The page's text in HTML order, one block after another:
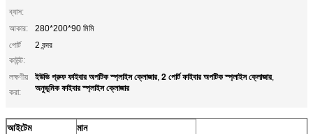
ব্যাস:
আকার:
280*200*90 মিমি
পোর্ট
কাউন্ট:
2 বন্দর
লক্ষণীয়
করা:
ইউভি প্রুফ ফাইবার অপটিক স্প্লাইস ক্লোজার, 2 পোর্ট ফাইবার অপটিক স্প্লাইস ক্লোজার,
অনুভূমিক ফাইবার স্প্লাইস ক্লোজার
আইটেম মান